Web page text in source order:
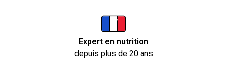
Expert en nutrition
depuis plus de 20 ans